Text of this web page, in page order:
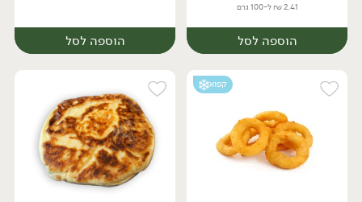
2.41 ₪ ל-100 גרם
הוספה לסל הוספה לסל
קפוא